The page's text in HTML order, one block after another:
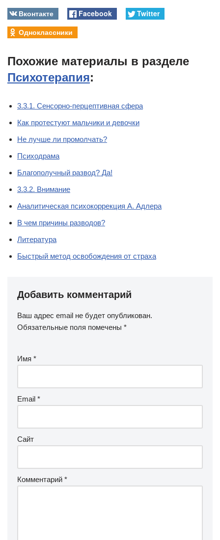
Вконтакте Facebook
Twitter
Одноклассники
Похожие материалы в разделе
Психотерапия:
3.3.1. Сенсорно-перцептивная сфера
Как протестуют мальчики и девочки
Не лучше ли промолчать?
Психодрама
Благополучный развод? Да!
3.3.2. Внимание
Аналитическая психокоррекция А. Адлера
В чем причины разводов?
Литература
Быстрый метод освобождения от страха
Добавить комментарий
Ваш адрес email не будет опубликован.
Обязательные поля помечены *
Имя *
Email *
Сайт
Комментарий *